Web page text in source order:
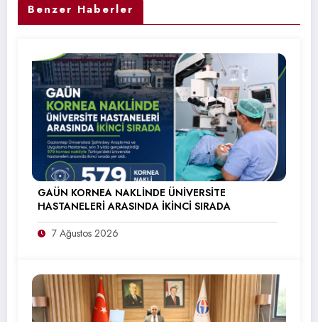
Benzer Haberler
GAÜN KORNEA NAKLİNDE ÜNİVERSİTE
HASTANELERİ ARASINDA İKİNCİ SIRADA
7 Ağustos 2026